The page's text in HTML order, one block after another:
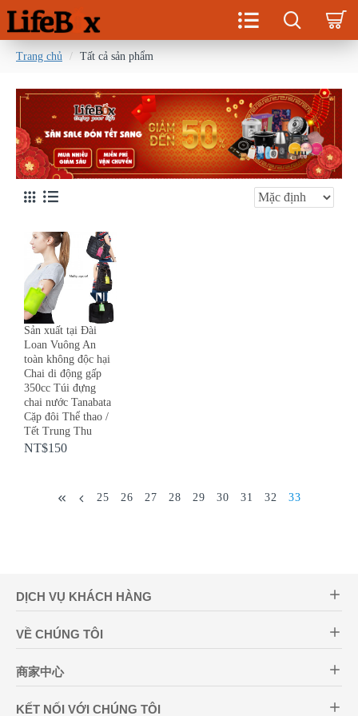
Trang chủ Tất cả sản phẩm
Sản xuất tại Đài
Loan Vuông An
toàn không độc hại
Chai di động gấp
350cc Túi đựng
chai nước Tanabata
Cặp đôi Thể thao /
Tết Trung Thu
NT$150
25 26 27 28 29 30 31 32 33
DỊCH VỤ KHÁCH HÀNG
VỀ CHÚNG TÔI
商家中心
KẾT NỐI VỚI CHÚNG TÔI